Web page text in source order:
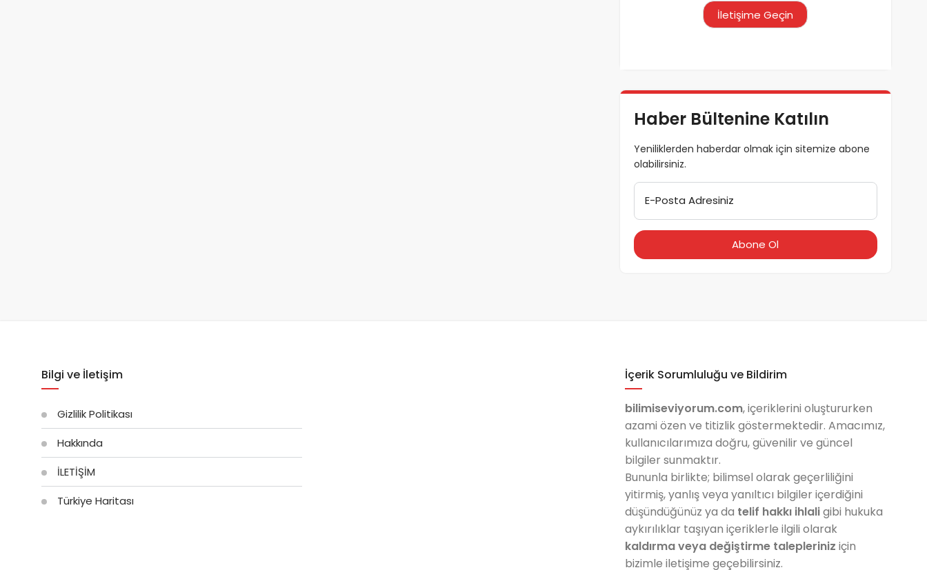
İletişime Geçin
Haber Bültenine Katılın
Yeniliklerden haberdar olmak için sitemize abone
olabilirsiniz.
E-Posta Adresiniz
Bilgi ve İletişim
Gizlilik Politikası
Hakkında
İLETİŞİM
Türkiye Haritası
İçerik Sorumluluğu ve Bildirim
bilimiseviyorum.com, içeriklerini oluştururken
azami özen ve titizlik göstermektedir. Amacımız,
kullanıcılarımıza doğru, güvenilir ve güncel
bilgiler sunmaktır.
Bununla birlikte; bilimsel olarak geçerliliğini
yitirmiş, yanlış veya yanıltıcı bilgiler içerdiğini
düşündüğünüz ya da telif hakkı ihlaligibi hukuka
aykırılıklar taşıyan içeriklerle ilgili olarak
kaldırma veya değiştirme talepleriniz için
bizimle iletişime geçebilirsiniz.